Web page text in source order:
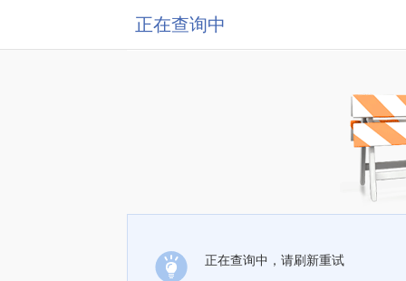
正在查询中
正在查询中，请刷新重试